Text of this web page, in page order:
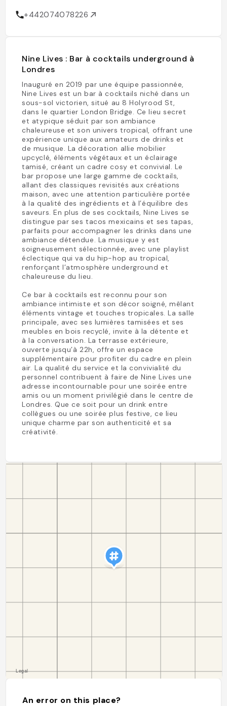
+442074078226
Nine Lives : Bar à cocktails underground à
Londres
Inauguré en 2019 par une équipe passionnée,
Nine Lives est un bar à cocktails niché dans un
sous-sol victorien, situé au 8 Holyrood St,
dans le quartier London Bridge. Ce lieu secret
et atypique séduit par son ambiance
chaleureuse et son univers tropical, offrant une
expérience unique aux amateurs de drinks et
de musique. La décoration allie mobilier
upcyclé, éléments végétaux et un éclairage
tamisé, créant un cadre cosy et convivial. Le
bar propose une large gamme de cocktails,
allant des classiques revisités aux créations
maison, avec une attention particulière portée
à la qualité des ingrédients et à l’équilibre des
saveurs. En plus de ses cocktails, Nine Lives se
distingue par ses tacos mexicains et ses tapas,
parfaits pour accompagner les drinks dans une
ambiance détendue. La musique y est
soigneusement sélectionnée, avec une playlist
éclectique qui va du hip-hop au tropical,
renforçant l’atmosphère underground et
chaleureuse du lieu.
Ce bar à cocktails est reconnu pour son
ambiance intimiste et son décor soigné, mêlant
éléments vintage et touches tropicales. La salle
principale, avec ses lumières tamisées et ses
meubles en bois recyclé, invite à la détente et
à la conversation. La terrasse extérieure,
ouverte jusqu’à 22h, offre un espace
supplémentaire pour profiter du cadre en plein
air. La qualité du service et la convivialité du
personnel contribuent à faire de Nine Lives une
adresse incontournable pour une soirée entre
amis ou un moment privilégié dans le centre de
Londres. Que ce soit pour un drink entre
collègues ou une soirée plus festive, ce lieu
unique charme par son authenticité et sa
créativité.
An error on this place?